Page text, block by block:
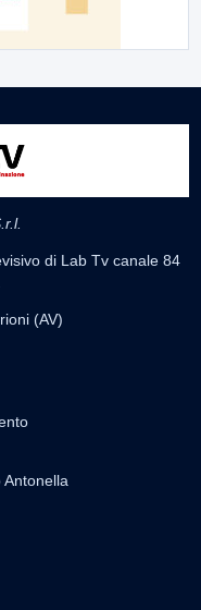
di Lab Tv canale 84
(AV)